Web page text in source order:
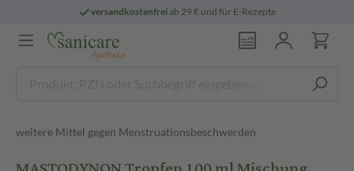
versandkostenfreiab 29 € und für E-Rezepte
weitere Mittel gegen Menstruationsbeschwerden